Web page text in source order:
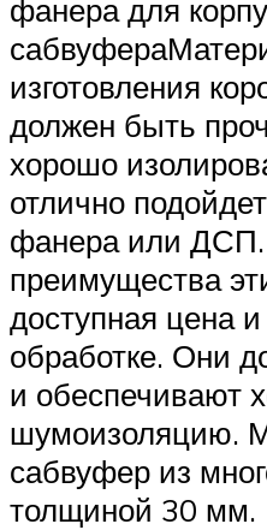
Меню
фанера для
изготовления
должен быть
хорошо
отлично
фанера или
преимущества
доступная цена
обработке. Они
и обеспечивают
шумоизоляцию.
сабвуфер из
толщиной 30 мм.